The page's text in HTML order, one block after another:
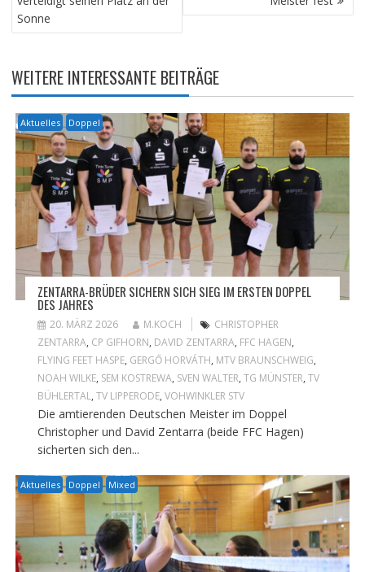
Sonne
WEITERE INTERESSANTE BEITRÄGE
Aktuelles Doppel
ZENTARRA-BRÜDER SICHERN SICH SIEG IM ERSTEN DOPPEL
DES JAHRES
20. MÄRZ 2026 M.KOCH
CHRISTOPHER
ZENTARRA, CP GIFHORN, DAVID ZENTARRA, FFC HAGEN,
FLYING FEET HASPE, GERGŐ HORVÁTH, MTV BRAUNSCHWEIG,
NOAH WILKE, SEM KOSTREWA, SVEN WALTER, TG MÜNSTER, TV
BÜHLERTAL, TV LIPPERODE, VOHWINKLER STV
Die amtierenden Deutschen Meister im Doppel
Christopher und David Zentarra (beide FFC Hagen)
sicherten sich den...
Aktuelles Doppel Mixed